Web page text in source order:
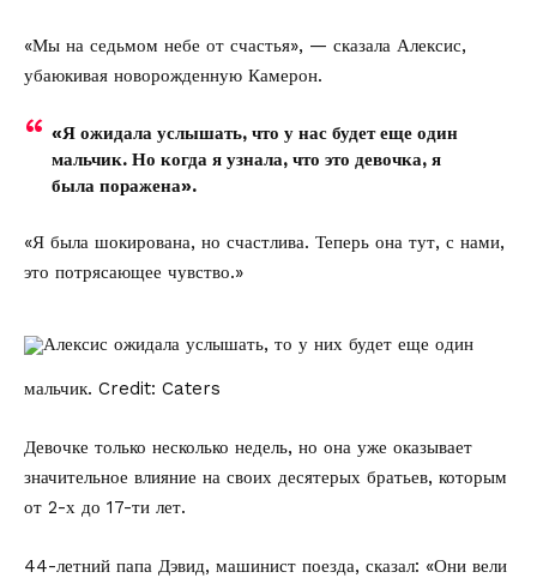
«Мы на седьмом небе от счастья», — сказала Алексис,
убаюкивая новорожденную Камерон.
«Я ожидала услышать, что у нас будет еще один
мальчик. Но когда я узнала, что это девочка, я
была поражена».
«Я была шокирована, но счастлива. Теперь она тут, с нами,
это потрясающее чувство.»
Алексис ожидала услышать, то у них будет еще один
мальчик. Credit: Caters
Девочке только несколько недель, но она уже оказывает
значительное влияние на своих десятерых братьев, которым
от 2-х до 17-ти лет.
44-летний папа Дэвид, машинист поезда, сказал: «Они вели